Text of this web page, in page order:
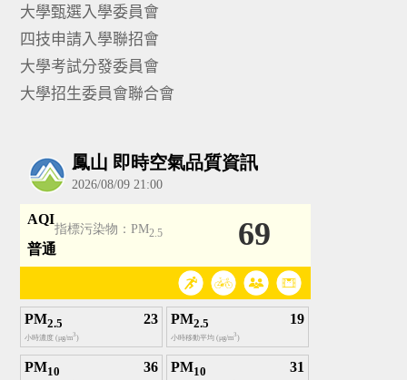
大學甄選入學委員會
四技申請入學聯招會
大學考試分發委員會
大學招生委員會聯合會